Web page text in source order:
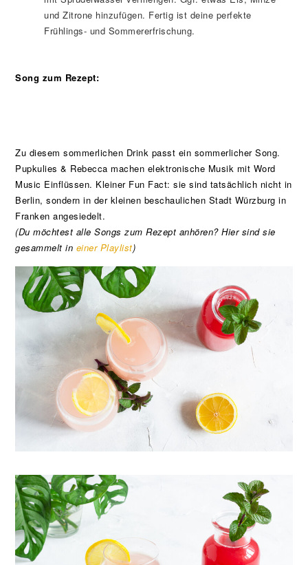
und Zitrone hinzufügen. Fertig ist deine perfekte
Frühlings- und Sommererfrischung.
Song zum Rezept:
Zu diesem sommerlichen Drink passt ein sommerlicher Song.
Pupkulies & Rebecca machen elektronische Musik mit Word
Music Einflüssen. Kleiner Fun Fact: sie sind tatsächlich nicht in
Berlin, sondern in der kleinen beschaulichen Stadt Würzburg in
Franken angesiedelt.
(Du möchtest alle Songs zum Rezept anhören? Hier sind sie
gesammelt in einer Playlist)